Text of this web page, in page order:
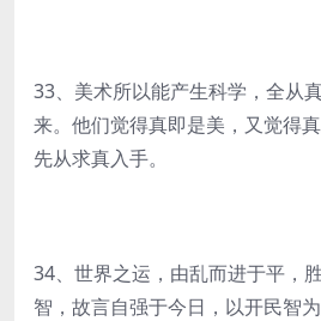
33、美术所以能产生科学，全从
来。他们觉得真即是美，又觉得
先从求真入手。
34、世界之运，由乱而进于平，
智，故言自强于今日，以开民智